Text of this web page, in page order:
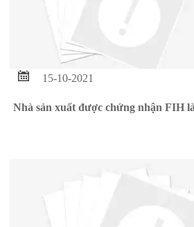
 15-10-2021
Nhà sản xuất được chứng nhận FIH